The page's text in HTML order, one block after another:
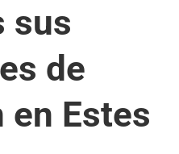
sus
de
Estes